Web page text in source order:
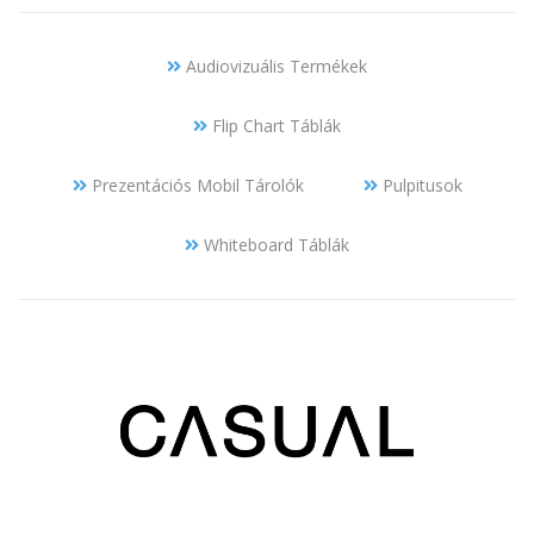
Audiovizuális Termékek
Flip Chart Táblák
Prezentációs Mobil Tárolók Pulpitusok
Whiteboard Táblák